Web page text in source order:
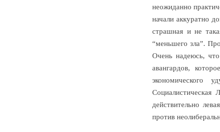
неожиданно
начали аккуратно
страшная и не
“меньшего зла”.
Очень надеюсь,
авангардов,
экономического
Социалистическая
действительно
против